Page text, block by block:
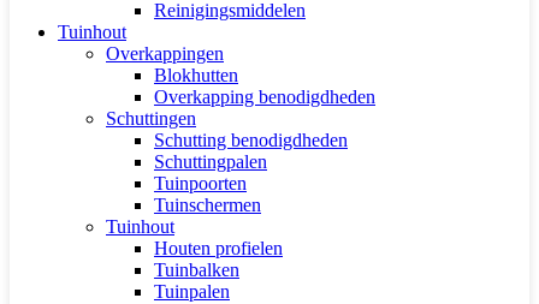
Reinigingsmiddelen
Tuinhout
Overkappingen
Blokhutten
Overkapping benodigdheden
Schuttingen
Schutting benodigdheden
Schuttingpalen
Tuinpoorten
Tuinschermen
Tuinhout
Houten profielen
Tuinbalken
Tuinpalen